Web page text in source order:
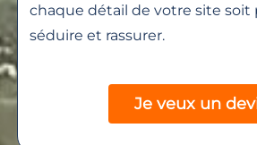
chaque détail de votre site soit
séduire et rassurer.
Je veux un